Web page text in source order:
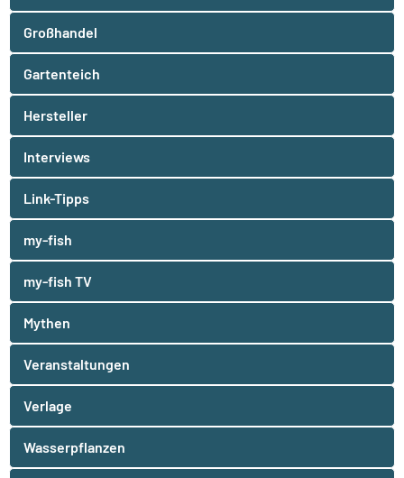
Großhandel
Gartenteich
Hersteller
Interviews
Link-Tipps
my-fish
my-fish TV
Mythen
Veranstaltungen
Verlage
Wasserpflanzen